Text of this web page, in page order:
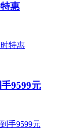
惠
9599元